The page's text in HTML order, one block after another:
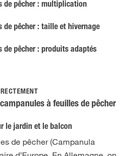
de pêcher : multiplication
de pêcher : taille et hivernage
de pêcher : produits adaptés
à feuilles de pêcher
le jardin et le balcon
de pêcher (Campanula